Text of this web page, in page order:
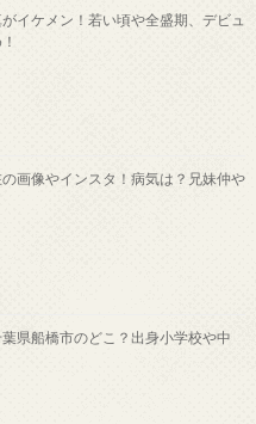
イケメン！若い頃や全盛期、デビュ
画像やインスタ！病気は？兄妹仲や
県船橋市のどこ？出身小学校や中